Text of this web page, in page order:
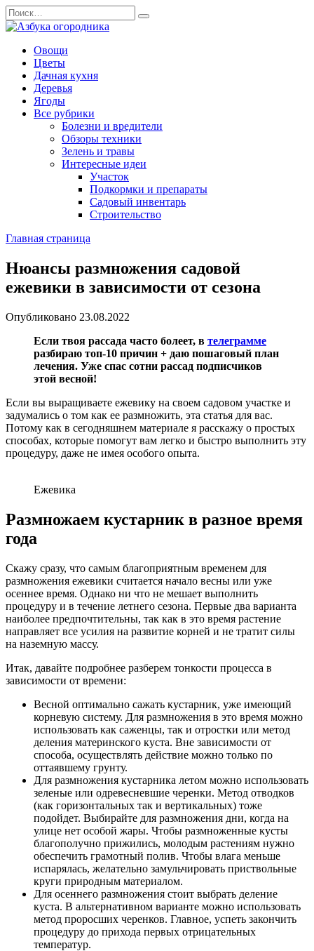
Перейти
к
содержанию
Search
for:
Овощи
Цветы
Дачная кухня
Деревья
Ягоды
Все рубрики
Болезни и вредители
Обзоры техники
Зелень и травы
Интересные идеи
Участок
Подкормки и препараты
Садовый инвентарь
Строительство
Главная страница
Нюансы размножения садовой
ежевики в зависимости от сезона
Опубликовано 23.08.2022
Если твоя рассада часто болеет, в телеграмме
разбираю топ-10 причин + даю пошаговый план
лечения. Уже спас сотни рассад подписчиков
этой весной!
Если вы выращиваете ежевику на своем садовом участке и
задумались о том как ее размножить, эта статья для вас.
Потому как в сегодняшнем материале я расскажу о простых
способах, которые помогут вам легко и быстро выполнить эту
процедуру, даже не имея особого опыта.
Ежевика
Размножаем кустарник в разное время
года
Скажу сразу, что самым благоприятным временем для
размножения ежевики считается начало весны или уже
осеннее время. Однако ни что не мешает выполнить
процедуру и в течение летнего сезона. Первые два варианта
наиболее предпочтительны, так как в это время растение
направляет все усилия на развитие корней и не тратит силы
на наземную массу.
Итак, давайте подробнее разберем тонкости процесса в
зависимости от времени:
Весной оптимально сажать кустарник, уже имеющий
корневую систему. Для размножения в это время можно
использовать как саженцы, так и отростки или метод
деления материнского куста. Вне зависимости от
способа, осуществлять действие можно только по
оттаявшему грунту.
Для размножения кустарника летом можно использовать
зеленые или одревесневшие черенки. Метод отводков
(как горизонтальных так и вертикальных) тоже
подойдет. Выбирайте для размножения дни, когда на
улице нет особой жары. Чтобы размноженные кусты
благополучно прижились, молодым растениям нужно
обеспечить грамотный полив. Чтобы влага меньше
испарялась, желательно замульчировать приствольные
круги природным материалом.
Для осеннего размножения стоит выбрать деление
куста. В альтернативном варианте можно использовать
метод проросших черенков. Главное, успеть закончить
процедуру до прихода первых отрицательных
температур.